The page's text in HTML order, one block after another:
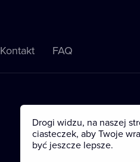
Kontakt FAQ
Drogi widzu, na naszej
ciasteczek, aby Twoje
być jeszcze lepsze.